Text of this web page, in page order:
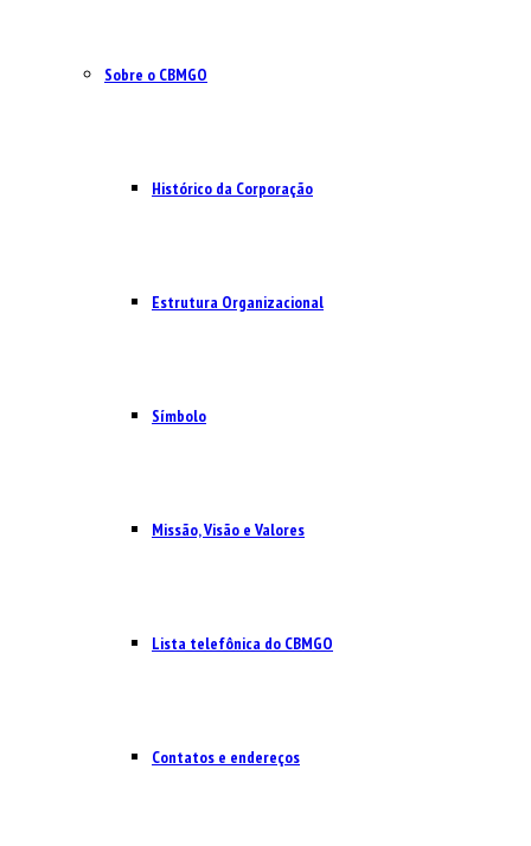
Sobre o CBMGO
Histórico da Corporação
Estrutura Organizacional
Símbolo
Missão, Visão e Valores
Lista telefônica do CBMGO
Contatos e endereços